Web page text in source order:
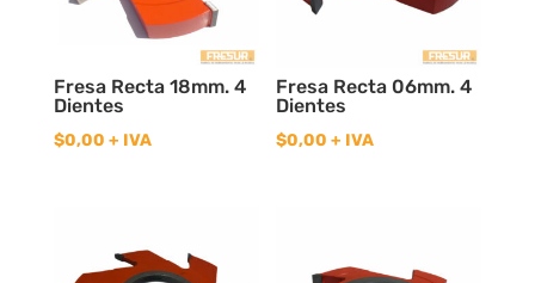
Fresa Recta 18mm. 4
Dientes
$0,00 + IVA
Fresa Recta 06mm. 4
Dientes
$0,00 + IVA